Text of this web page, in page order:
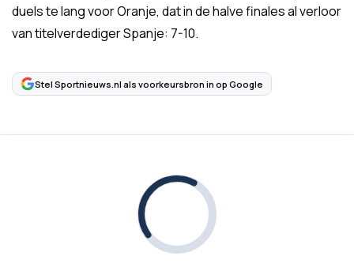
duels te lang voor Oranje, dat in de halve finales al verloor
van titelverdediger Spanje: 7-10.
Stel Sportnieuws.nl als voorkeursbron in op Google